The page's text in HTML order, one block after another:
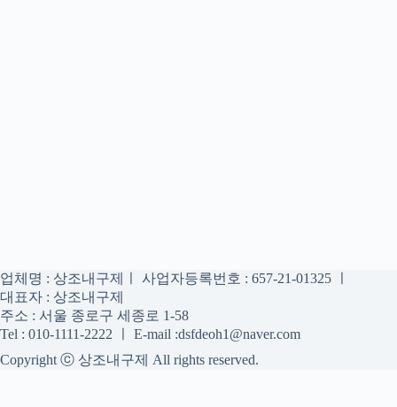
업체명 : 상조내구제ㅣ 사업자등록번호 : 657-21-01325 ㅣ
대표자 : 상조내구제
주소 : 서울 종로구 세종로 1-58
Tel : 010-1111-2222 ㅣ E-mail :dsfdeoh1@naver.com
Copyright ⓒ 상조내구제 All rights reserved.